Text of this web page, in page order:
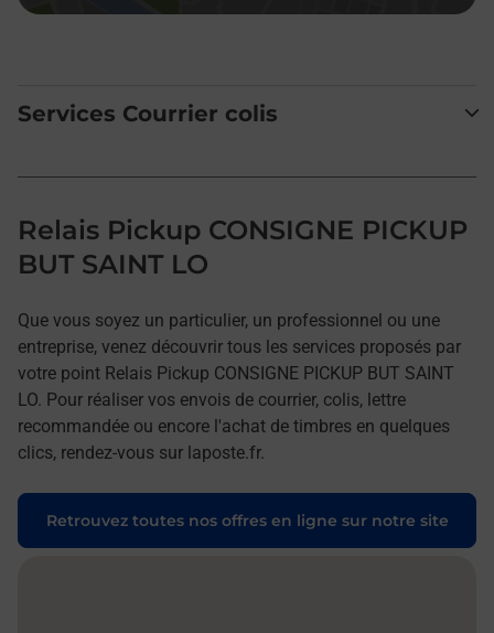
Services Courrier colis
Relais Pickup CONSIGNE PICKUP
BUT SAINT LO
Que vous soyez un particulier, un professionnel ou une
entreprise, venez découvrir tous les services proposés par
votre point Relais Pickup CONSIGNE PICKUP BUT SAINT
LO. Pour réaliser vos envois de courrier, colis, lettre
recommandée ou encore l'achat de timbres en quelques
clics, rendez-vous sur laposte.fr.
Retrouvez toutes nos offres en ligne sur notre site